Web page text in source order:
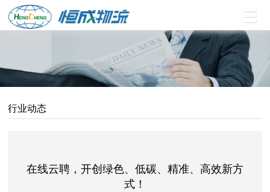
行业动态
在线云聘，开创绿色、低碳、精准、高效新方
式！